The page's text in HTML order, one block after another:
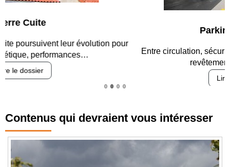
Entre circulation, sécurisation des accès, durabilité des
Contenus qui devraient vous intéresser